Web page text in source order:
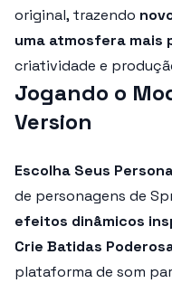
original, trazendo
uma atmosfera mais
criatividade e
Jogando o
Version
Escolha Seus
de personagens de
efeitos dinâmicos
Crie Batidas
plataforma de som